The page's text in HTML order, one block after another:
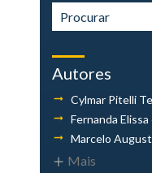
Autores
Cylmar Pitelli
Fernanda Elissa
Marcelo
Mais